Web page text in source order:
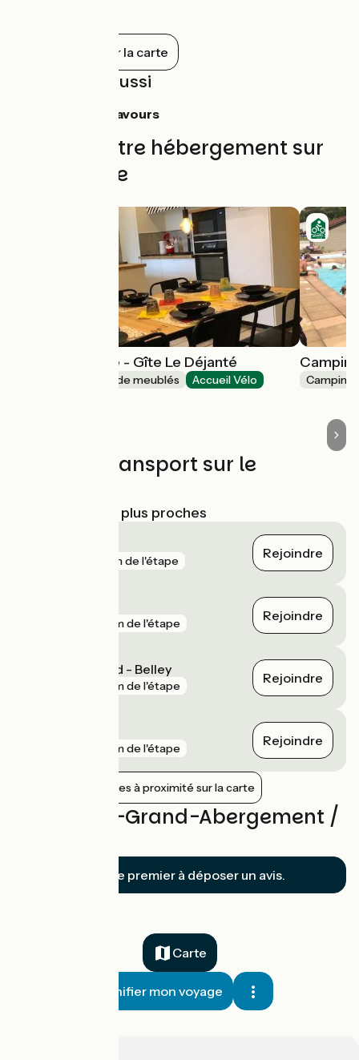
Tout afficher sur la carte
À découvrir aussi
Marais du Lavours
Trouvez votre hébergement sur
cette étape
La Tranquilitude - Gîte Le Déjanté
Gîtes et locations de meublés Accueil Vélo
Trains et transport sur le
Gares SNCF les plus proches
71 m de l'étape Rejoindre
4 km de l'étape Rejoindre
Virieu-le-Grand - Belley
4 km de l'étape Rejoindre
9 km de l'étape Rejoindre
Afficher les gares à proximité sur la carte
Avis sur Le-Grand-Abergement /
Soyez le premier à déposer un avis.
Carte
Planifier mon voyage